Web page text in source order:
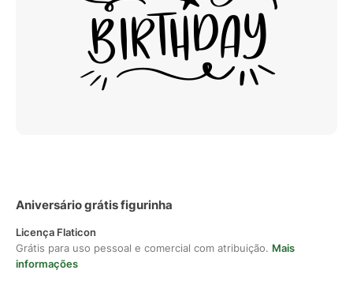
Aniversário grátis figurinha
Licença Flaticon
Grátis para uso pessoal e comercial com atribuição. Mais
informações